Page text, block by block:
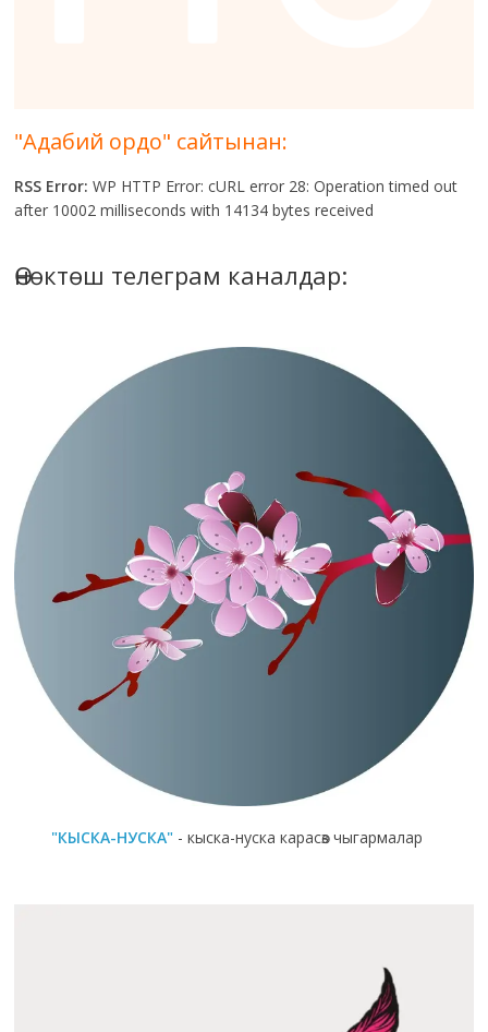
"Адабий ордо" сайтынан:
RSS Error: WP HTTP Error: cURL error 28: Operation timed out
after 10002 milliseconds with 14134 bytes received
Өнөктөш телеграм каналдар:
"КЫСКА-НУСКА" - кыска-нуска карасөз чыгармалар